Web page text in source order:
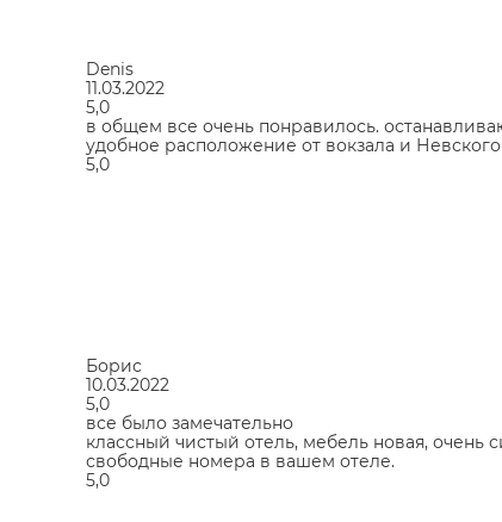
Denis
11.03.2022
5,0
в общем все очень понравилось.
удобное расположение от вокзала и
5,0
Борис
10.03.2022
5,0
все было замечательно
классный чистый отель, мебель новая,
свободные номера в вашем отеле.
5,0